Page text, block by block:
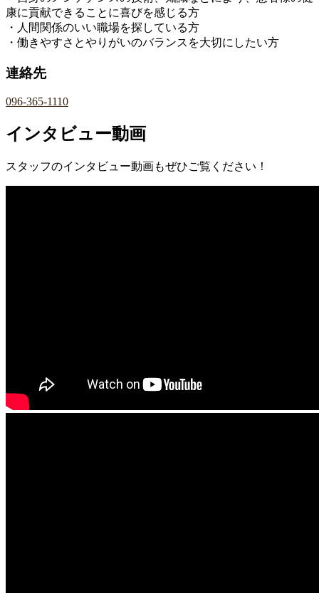
康に貢献できることに喜びを感じる方
・人間関係のいい職場を探している方
・働きやすさとやりがいのバランスを大切にしたい方
連絡先
096-365-1110
インタビュー動画
スタッフのインタビュー動画もぜひご覧ください！